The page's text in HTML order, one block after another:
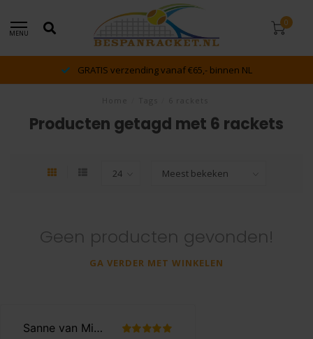
MENU
0
GRATIS verzending vanaf €65,- binnen NL
Producten getagd met 6 rackets
Geen producten gevonden!
GA VERDER MET WINKELEN